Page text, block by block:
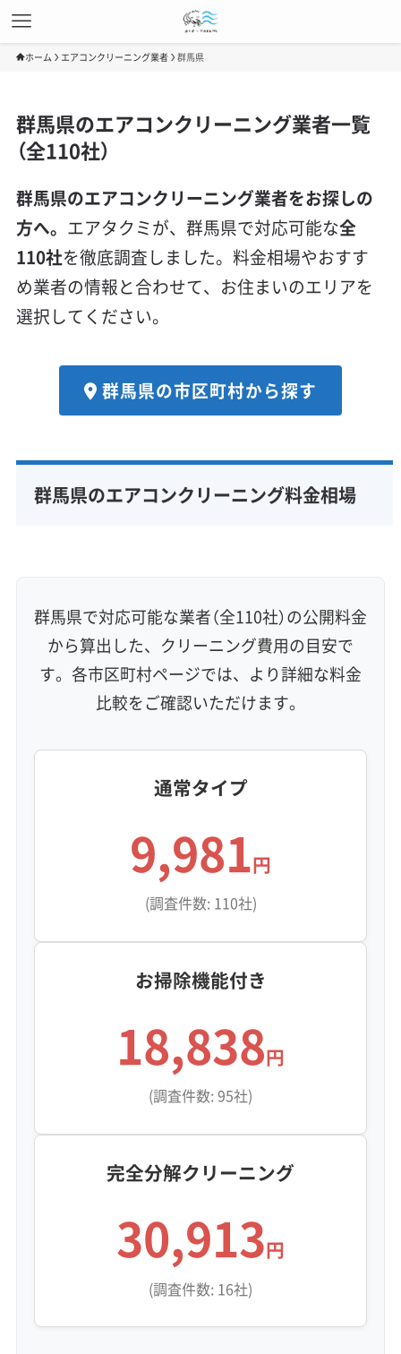
ホーム エアコンクリーニング業者 群馬県
群馬県のエアコンクリーニング業者一覧
（全110社）
群馬県のエアコンクリーニング業者をお探しの
方へ。 エアタクミが、群馬県で対応可能な全
110社を徹底調査しました。料金相場やおすす
め業者の情報と合わせて、お住まいのエリアを
選択してください。
群馬県の市区町村から探す
群馬県のエアコンクリーニング料金相場
群馬県で対応可能な業者（全110社）の公開料金
から算出した、クリーニング費用の目安で
す。各市区町村ページでは、より詳細な料金
比較をご確認いただけます。
通常タイプ
9,981円
(調査件数: 110社)
お掃除機能付き
18,838円
(調査件数: 95社)
完全分解クリーニング
30,913円
(調査件数: 16社)